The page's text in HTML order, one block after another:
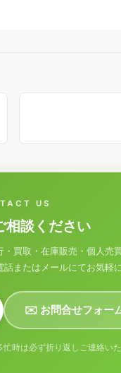
US
相談ください
買取・在庫販売・個人売
話またはメールにてお気軽
✉️ お問合せフォー
は必ず折り返しご連絡い